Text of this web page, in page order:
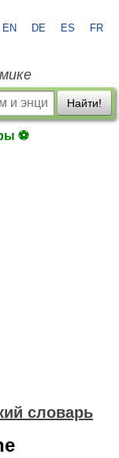
EN DE ES FR
Найти!
⚽
словарь